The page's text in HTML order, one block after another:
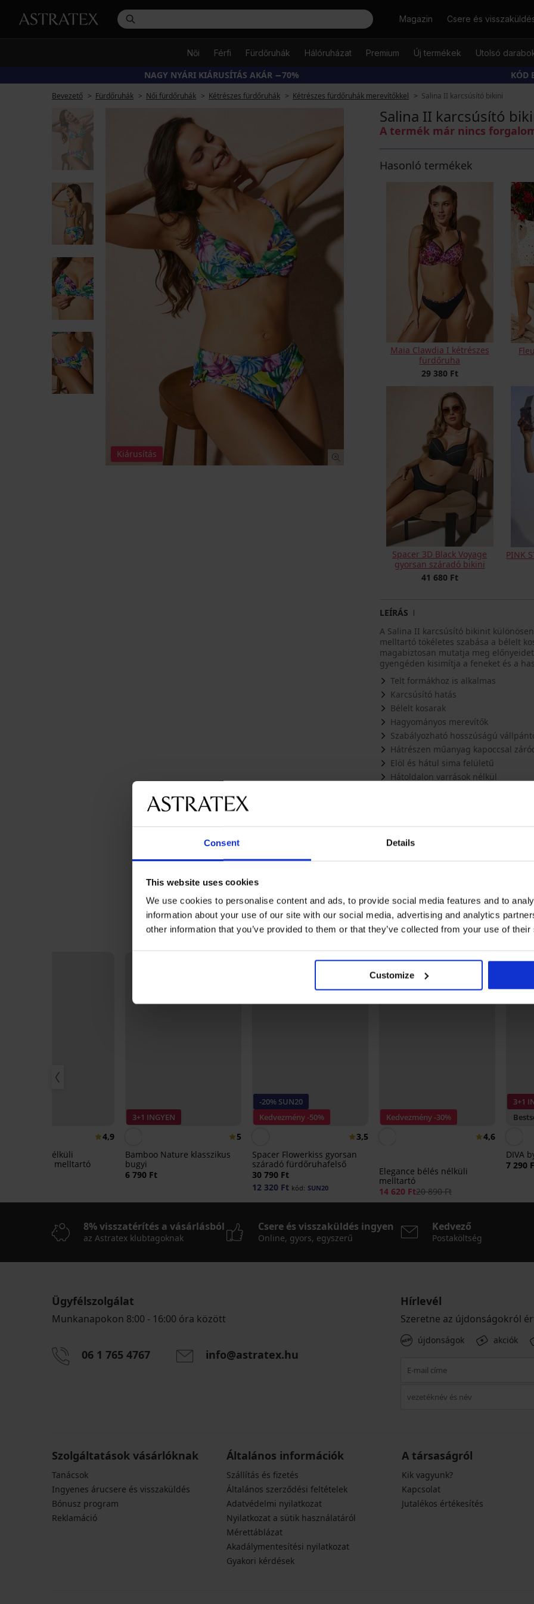
Consent Details
This website uses cookies
We use cookies to personalise content and ads, to provide social media features and to
information about your use of our site with our social media, advertising and analytics
other information that you’ve provided to them or that they’ve collected from your use of
Customize
KeresésMagazin Csere és
Női Férfi Fürdőruhák Hálóruházat Premium Új termékek Utolsó
NAGY NYÁRI KIÁRUSÍTÁS AKÁR −70% KÓD
Bevezető Fürdőruhák Női fürdőruhák Kétrészes fürdőruhák Kétrészes fürdőruhák merevítőkkel Salina II karcsúsító bikini
Kiárusítás
Salina II karcsúsító
A termék már nincs
Hasonló termékek
Maia Clawdia I kétrészes
fürdőruha
29 380 Ft
Spacer 3D Black Voyage
gyorsan száradó bikini
41 680 Ft
PINK
LEÍRÁS
A Salina II karcsúsító bikinit
melltartó tökéletes szabása a bélelt
magabiztosan mutatja meg
gyengéden kisimítja a feneket és a
Telt formákhoz is alkalmas
Karcsúsító hatás
Bélelt kosarak
Hagyományos merevítők
Szabályozható hosszúságú
Hátrészen műanyag kapoccsal
Elöl és hátul sima felületű
Hátoldalon varrások nélkül
Tételkód
Márka
Talán tetszeni fog
4,9
bélés nélküli
melltartó
3+1 INGYEN
5
Bamboo Nature klasszikus
bugyi
6 790 Ft
-20% SUN20
Kedvezmény -50%
LIMITED
3,5
Spacer Flowerkiss gyorsan
száradó fürdőruhafelső
30 790 Ft
12 320 Ft kód: SUN20
Kedvezmény -30%
4,6
Elegance bélés nélküli
melltartó
14 620 Ft20 890 Ft
3+1
DIVA
7 290
8% visszatérítés a vásárlásból
az Astratex klubtagoknak
Csere és visszaküldés ingyen
Online, gyors, egyszerű
Kedvező
Postaköltség
Ügyfélszolgálat
Munkanapokon 8:00 - 16:00 óra között
06 1 765 4767 info@astratex.hu
Hírlevél
Szeretne az újdonságokról
újdonságok akciók
Szolgáltatások vásárlóknak
Tanácsok
Ingyenes árucsere és visszaküldés
Bónusz program
Reklamáció
Általános információk
Szállítás és fizetés
Általános szerződési feltételek
Adatvédelmi nyilatkozat
Nyilatkozat a sütik használatáról
Mérettáblázat
Akadálymentesítési nyilatkozat
Gyakori kérdések
A társaságról
Kik vagyunk?
Kapcsolat
Jutalékos értékesítés